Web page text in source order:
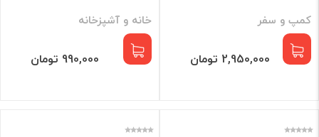
کمپ و سفر
2,950,000 تومان
خانه و آشپزخانه
990,000 تومان